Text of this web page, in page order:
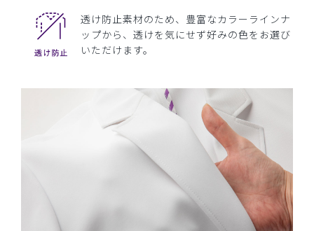
透け防止素材のため、豊富なカラーラインナ
ップから、透けを気にせず好みの色をお選び
いただけます。